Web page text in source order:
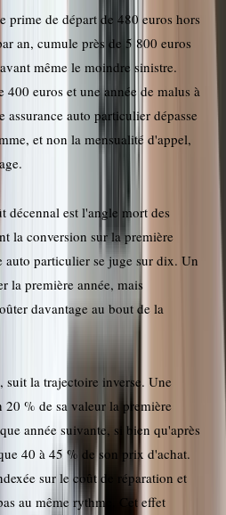
prime de départ de 480 euros hors
an, cumule près de 5 800 euros
même le moindre sinistre.
euros et une année de malus à
auto particulier dépasse
et non la mensualité d'appel,
décennal est l'angle mort des
la conversion sur la première
auto particulier se juge sur dix. Un
la première année, mais
davantage au bout de la
la trajectoire inverse. Une
% de sa valeur la première
année suivante, si bien qu'après
40 à 45 % de son prix d'achat.
sur le coût de réparation et
au même rythme. Cet effet